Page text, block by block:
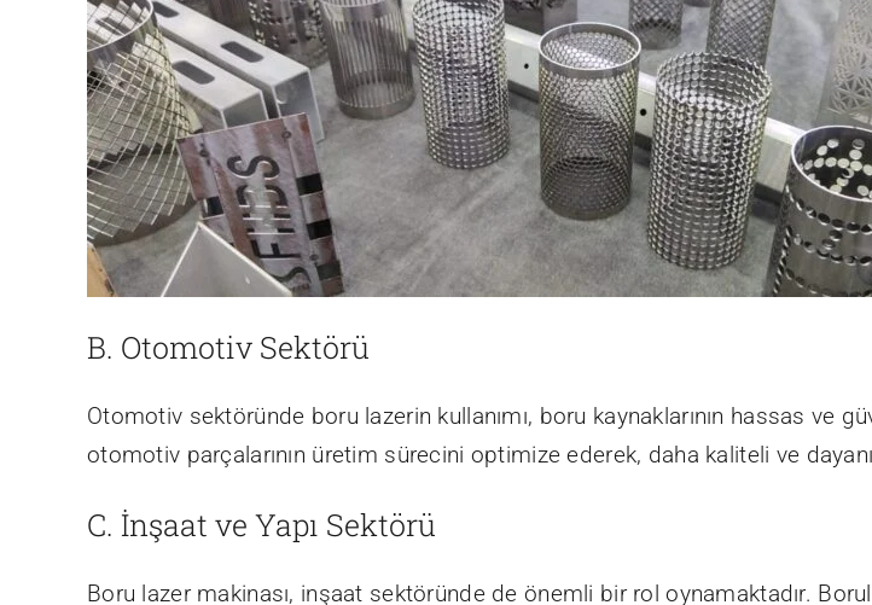
B. Otomotiv Sektörü
Otomotiv sektöründe boru lazerin kullanımı, boru kaynaklarının hassas ve
otomotiv parçalarının üretim sürecini optimize ederek, daha kaliteli ve
C. İnşaat ve Yapı Sektörü
Boru lazer makinası, inşaat sektöründe de önemli bir rol oynamaktadır.